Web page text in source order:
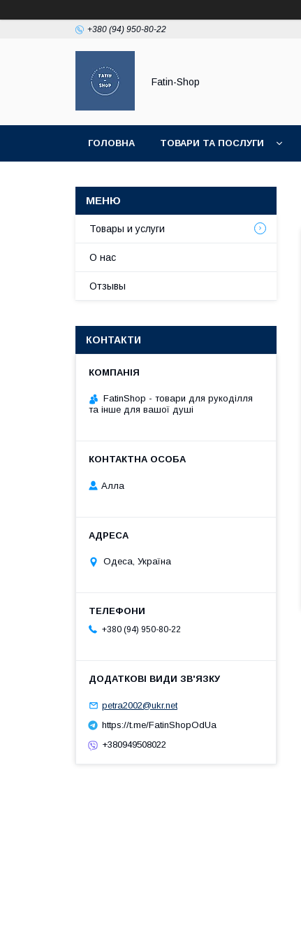
+380 (94) 950-80-22
Fatin-Shop
ГОЛОВНА ТОВАРИ ТА ПОСЛУГИ
Товары и услуги
О нас
Отзывы
КОНТАКТИ
FatinShop - товари для рукоділля
та інше для вашої душі
Алла
Одеса, Україна
+380 (94) 950-80-22
petra2002@ukr.net
https://t.me/FatinShopOdUa
+380949508022